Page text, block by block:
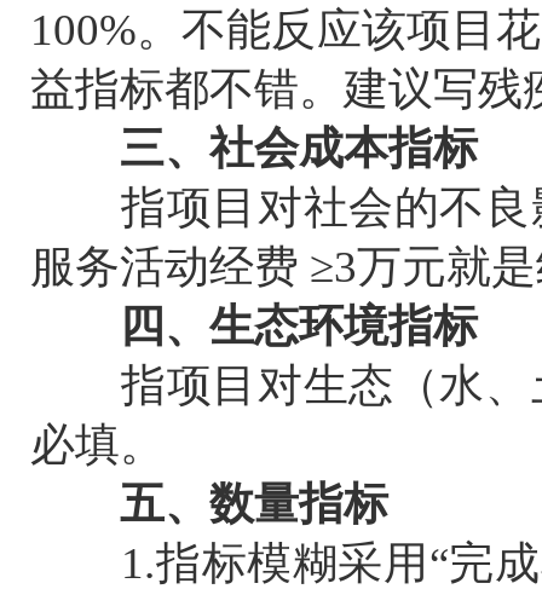
100%。不能反应该项目
益指标都不错。建议写残
三、社会成本指标
指项目对社会的不良
服务活动经费 ≥3万元就
四、生态环境指标
指项目对生态（水、
必填。
五、数量指标
1.指标模糊采用“完成